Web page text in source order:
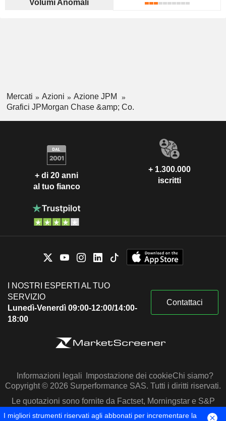
Volumi Anomali
Mercati Azioni
Azione JPM
Grafici JPMorgan Chase &amp; Co.
+ di 20 anni
al tuo fianco
+ 1.300.000
iscritti
I NOSTRI ESPERTI AL TUO
SERVIZIO
Lunedì-Venerdì 09:00-12:00/14:00-
18:00
Contattaci
Informazioni legali Impostazione dei cookieChi siamo?
Copyright © 2026 Surperformance SAS. Tutti i diritti riservati.
Le quotazioni sono fornite da Factset, Morningstar e S&P
Capital IQ
I migliori strumenti riservati agli abbonati per incrementare la